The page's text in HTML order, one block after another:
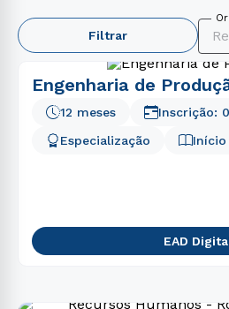
Filtrar
Engenharia de
Especialização
12 meses
Inscrição:
EAD
2º
º
7º
8º